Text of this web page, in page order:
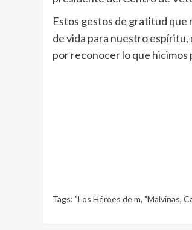
Estos gestos de gratitud que
de vida para nuestro
por reconocer lo que
Tags: "Los Héroes de m, "Malvinas,